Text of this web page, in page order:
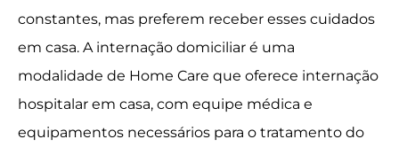
constantes, mas preferem receber esses cuidados
em casa. A internação domiciliar é uma
modalidade de Home Care que oferece internação
hospitalar em casa, com equipe médica e
equipamentos necessários para o tratamento do